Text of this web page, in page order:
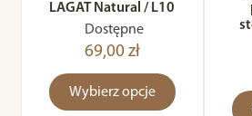
LAGAT Natural / L10
Dostępne
69,00 zł
Wybierz opcje